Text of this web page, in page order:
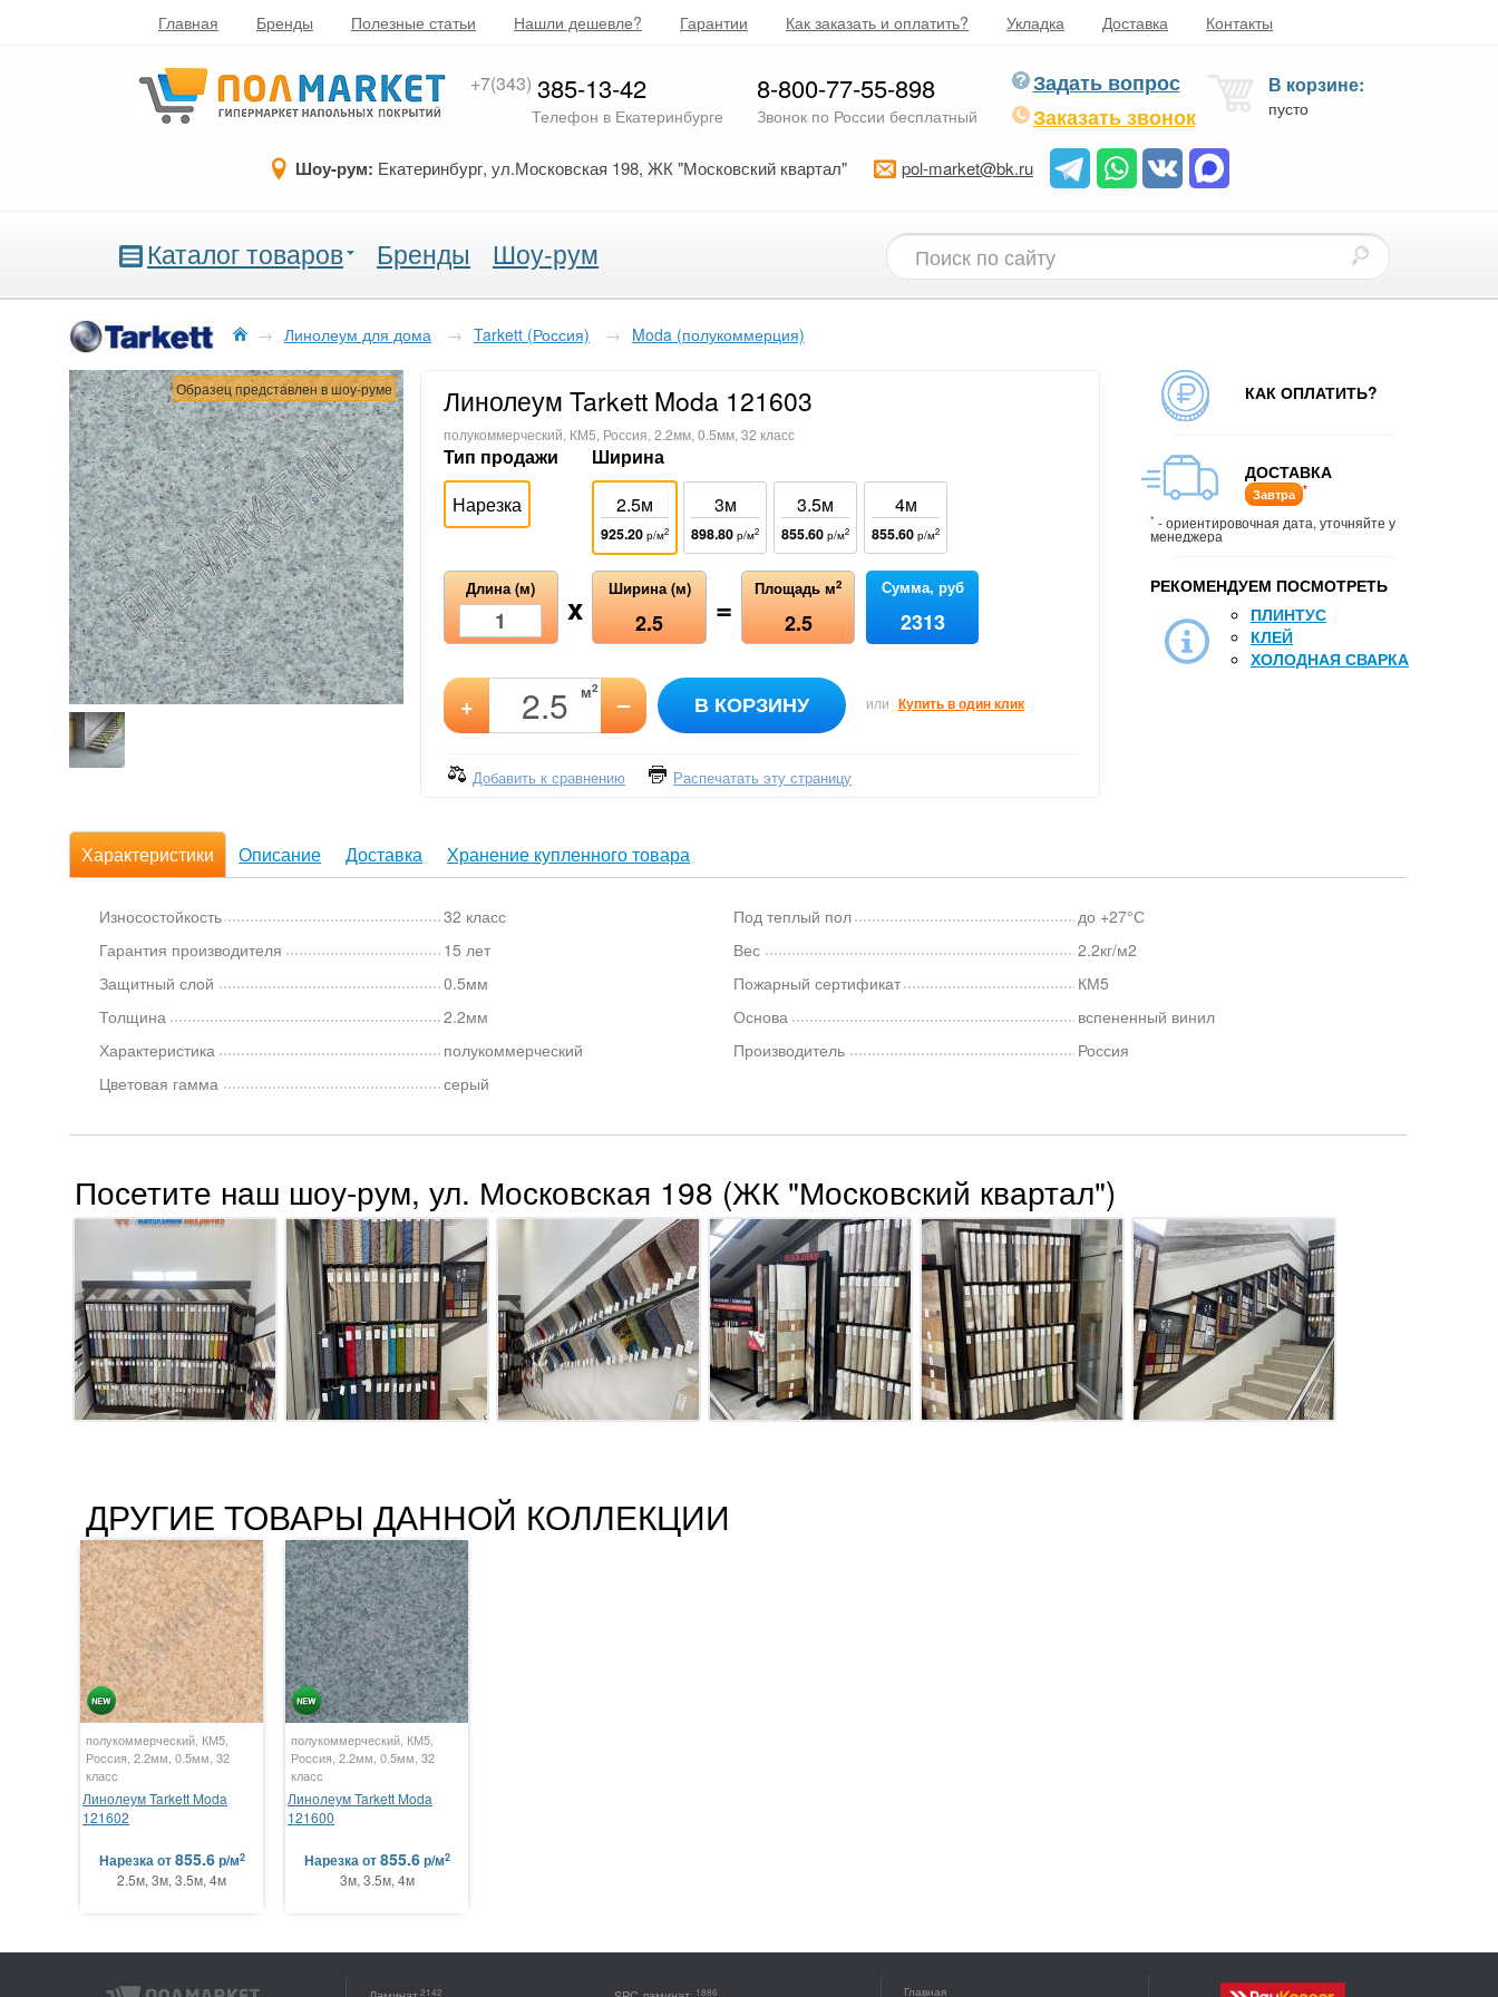
Главная Бренды Полезные статьи Нашли дешевле? Гарантии Как заказать и оплатить? Укладка Доставка Контакты
+7(343) 385-13-42
Телефон в Екатеринбурге
8-800-77-55-898
Звонок по России бесплатный
Задать вопрос
Заказать звонок
В корзине:
пусто
Шоу-рум: Екатеринбург, ул.Московская 198, ЖК "Московский квартал" pol-market@bk.ru
Каталог товаров Бренды Шоу-рум
→ Линолеум для дома → Tarkett (Россия) → Moda (полукоммерция)
Образец представлен в шоу-руме Линолеум Tarkett Moda 121603
полукоммерческий, КМ5, Россия, 2.2мм, 0.5мм, 32 класс
Тип продажи
Нарезка
Ширина
2.5м
925.20 р/м2
3м
898.80 р/м2
3.5м
855.60 р/м2
4м
855.60 р/м2
Длина (м) x Ширина (м)
2.5 = Площадь м2
2.5
Сумма, руб
2313
+ м2 – В КОРЗИНУ или Купить в один клик
Добавить к сравнению Распечатать эту страницу
КАК ОПЛАТИТЬ?
ДОСТАВКА
Завтра *
* - ориентировочная дата, уточняйте у
менеджера
РЕКОМЕНДУЕМ ПОСМОТРЕТЬ
ПЛИНТУС
КЛЕЙ
ХОЛОДНАЯ СВАРКА
Характеристики Описание Доставка Хранение купленного товара
Износостойкость
32 класс
Гарантия производителя
15 лет
Защитный слой
0.5мм
Толщина
2.2мм
Характеристика
полукоммерческий
Цветовая гамма
серый
Под теплый пол
до +27°С
Вес
2.2кг/м2
Пожарный сертификат
КМ5
Основа
вспененный винил
Производитель
Россия
Посетите наш шоу-рум, ул. Московская 198 (ЖК "Московский квартал")
ДРУГИЕ ТОВАРЫ ДАННОЙ КОЛЛЕКЦИИ
полукоммерческий, КМ5,
Россия, 2.2мм, 0.5мм, 32
класс
Линолеум Tarkett Moda
121602
Нарезкаот855.6р/м2
2.5м, 3м, 3.5м, 4м
полукоммерческий, КМ5,
Россия, 2.2мм, 0.5мм, 32
класс
Линолеум Tarkett Moda
121600
Нарезкаот855.6р/м2
3м, 3.5м, 4м
2142 1886 Главная